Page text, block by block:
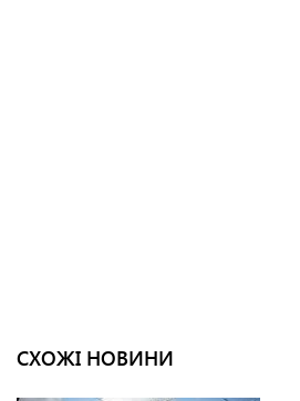
СХОЖІ НОВИНИ